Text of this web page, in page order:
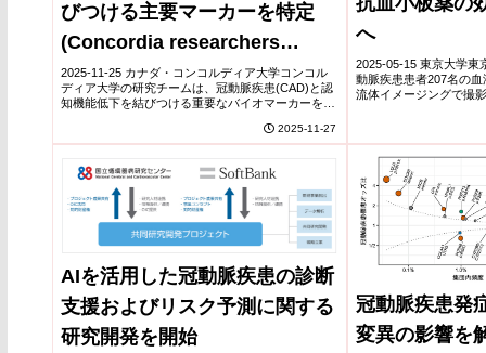
びつける主要マーカーを特定
(Concordia researchers
identify key marker linking
coronary artery disease to
2025-11-25 カナダ・コンコルディア大学コンコル
ディア大学の研究チームは、冠動脈疾患(CAD)と認
知機能低下を結びつける重要なバイオマーカーを特
タを解析し、血中の高感度トロポニン(hs-...2025-11-27
へ
2025-05-15 東京大学東
動脈疾患患者207名の
流体イメージングで撮
は健常者よりも患者で
AIを活用した冠動脈疾患の診断
支援およびリスク予測に関する
研究開発を開始
冠動脈疾患発
変異の影響を